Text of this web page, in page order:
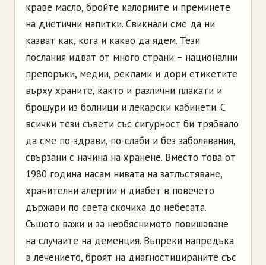
краве масло, бройте калориите и преминете
на диетични напитки. Свикнали сме да ни
казват как, кога и какво да ядем. Тези
послания идват от много страни – национални
препоръки, медии, реклами и дори етикетите
върху храните, както и различни плакати и
брошури из болници и лекарски кабинети. С
всички тези съвети със сигурност би трябвало
да сме по-здрави, по-слаби и без заболявания,
свързани с начина на хранене. Вместо това от
1980 година насам нивата на затлъстяване,
хранителни алергии и диабет в повечето
държави по света скочиха до небесата.
Същото важи и за необяснимото повишаване
на случаите на деменция. Въпреки напредъка
в лечението, броят на диагностицираните със